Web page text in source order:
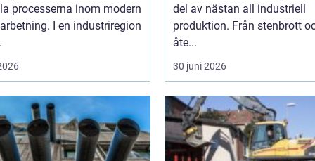
processerna inom modern
I en industriregion
del av nästan all industriell
produktion. Från stenbrott
åte...
30 juni 2026